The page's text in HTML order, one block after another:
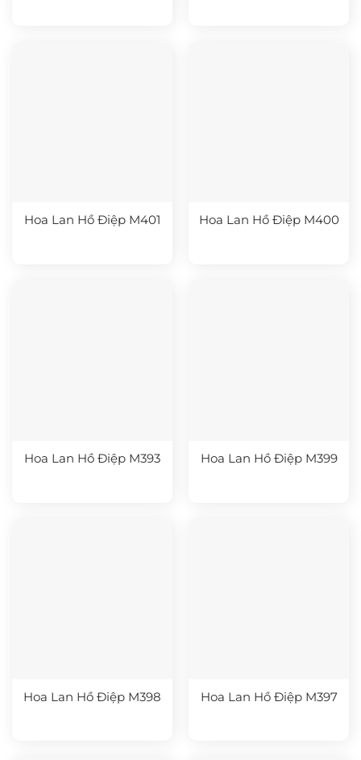
Hoa Lan Hồ Điệp M401 Hoa Lan Hồ Điệp M400
Hoa Lan Hồ Điệp M393 Hoa Lan Hồ Điệp M399
Hoa Lan Hồ Điệp M398 Hoa Lan Hồ Điệp M397